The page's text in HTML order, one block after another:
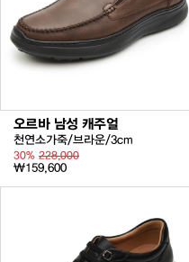
오르바 남성 캐주얼
천연소가죽/브라운/3cm
30% 228,000
₩159,600